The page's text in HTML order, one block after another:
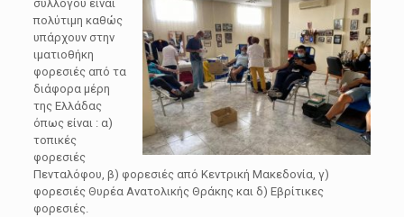
συλλόγου είναι
πολύτιμη καθώς
υπάρχουν στην
ιματιοθήκη
φορεσιές από τα
διάφορα μέρη
της Ελλάδας
όπως είναι : α)
τοπικές
φορεσιές
Πενταλόφου, β) φορεσιές από Κεντρική Μακεδονία, γ)
φορεσιές Θυρέα Ανατολικής Θράκης και δ) Εβρίτικες
φορεσιές.